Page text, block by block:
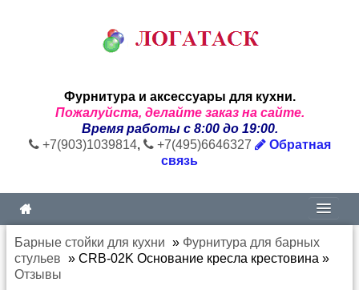
Фурнитура и аксессуары для кухни.
Пожалуйста, делайте заказ на сайте.
Время работы с 8:00 до 19:00.
+7(903)1039814, +7(495)6646327
Обратная
связь
Барные стойки для кухни » Фурнитура для барных
стульев » CRB-02K Основание кресла крестовина »
Отзывы